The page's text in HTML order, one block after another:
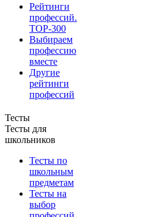
Рейтинги
профессий.
TOP-300
Выбираем
профессию
вместе
Другие
рейтинги
профессий
Тесты
Тесты для
школьников
Тесты по
школьным
предметам
Тесты на
выбор